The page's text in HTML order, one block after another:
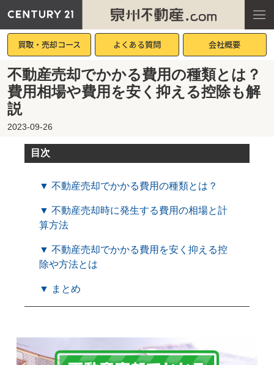
買取・売却コース よくある質問 会社概要
不動産売却でかかる費用の種類とは？
費用相場や費用を安く抑える控除も解
説
2023-09-26
目次
▼ 不動産売却でかかる費用の種類とは？
▼ 不動産売却時に発生する費用の相場と計
算方法
▼ 不動産売却でかかる費用を安く抑える控
除や方法とは
▼ まとめ